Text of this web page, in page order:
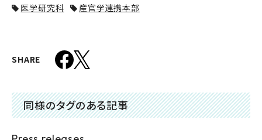
医学研究科 産官学連携本部
SHARE
同様のタグのある記事